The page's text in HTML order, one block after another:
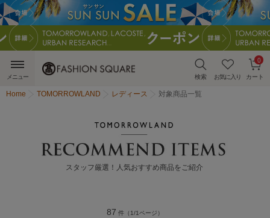
検索 お気に入り カート
0
メニュー
Home TOMORROWLAND レディース 対象商品一覧
スタッフ厳選！人気おすすめ商品をご紹介
87 件（1/1ページ）